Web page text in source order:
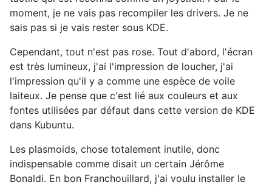
moment, je ne vais pas recompiler les drivers. Je ne
sais pas si je vais rester sous KDE.
Cependant, tout n'est pas rose. Tout d'abord, l'écran
est très lumineux, j'ai l'impression de loucher, j'ai
l'impression qu'il y a comme une espèce de voile
laiteux. Je pense que c'est lié aux couleurs et aux
fontes utilisées par défaut dans cette version de KDE
dans Kubuntu.
Les plasmoids, chose totalement inutile, donc
indispensable comme disait un certain Jérôme
Bonaldi. En bon Franchouillard, j'ai voulu installer le